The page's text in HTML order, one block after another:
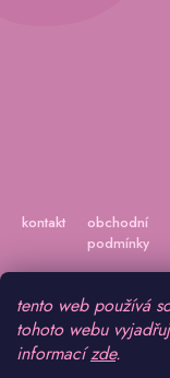
tento web používá
tohoto webu
informacízde.
kontakt
obchodní
podmínky